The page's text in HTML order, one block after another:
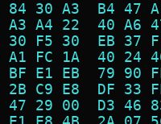
84 30 A3  B4
A3 A4 22  40
30 F5 30  EB
A1 FC 1A  40
BF E1 EB  79
2B C9 E8  DF
47 29 00  D3